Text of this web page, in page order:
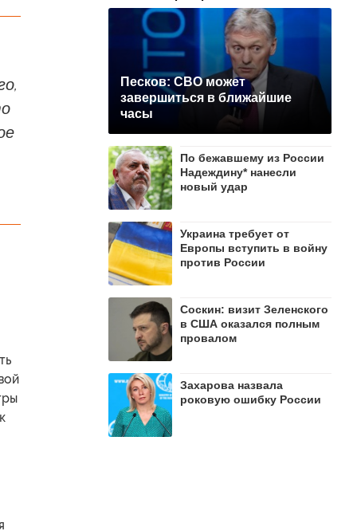
Песков: СВО может
завершиться в ближайшие
часы
По бежавшему из России
Надеждину* нанесли
новый удар
Украина требует от
Европы вступить в войну
против России
Соскин: визит Зеленского
в США оказался полным
провалом
Захарова назвала
роковую ошибку России